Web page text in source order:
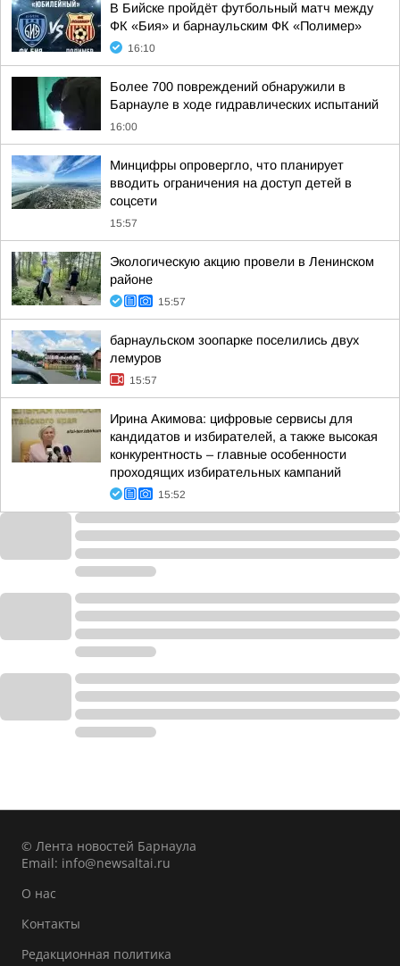
В Бийске пройдёт футбольный матч между
ФК «Бия» и барнаульским ФК «Полимер»
16:10
Более 700 повреждений обнаружили в
Барнауле в ходе гидравлических испытаний
16:00
Минцифры опровергло, что планирует
вводить ограничения на доступ детей в
соцсети
15:57
Экологическую акцию провели в Ленинском
районе
15:57
барнаульском зоопарке поселились двух
лемуров
15:57
Ирина Акимова: цифровые сервисы для
кандидатов и избирателей, а также высокая
конкурентность – главные особенности
проходящих избирательных кампаний
15:52
© Лента новостей Барнаула
Email: info@newsaltai.ru
О нас
Контакты
Редакционная политика